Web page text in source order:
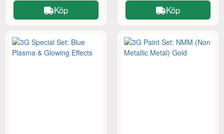
Köp Köp